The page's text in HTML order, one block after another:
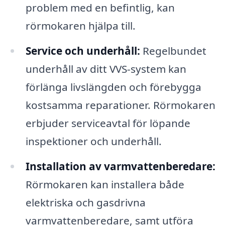
problem med en befintlig, kan
rörmokaren hjälpa till.
Service och underhåll: Regelbundet
underhåll av ditt VVS-system kan
förlänga livslängden och förebygga
kostsamma reparationer. Rörmokaren
erbjuder serviceavtal för löpande
inspektioner och underhåll.
Installation av varmvattenberedare:
Rörmokaren kan installera både
elektriska och gasdrivna
varmvattenberedare, samt utföra